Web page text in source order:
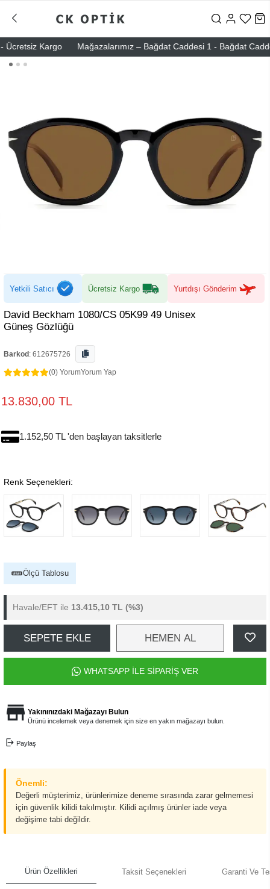
Kargo Mağazalarımız – Bağdat Caddesi 1 - Bağdat
Yetkili Satıcı Ücretsiz Kargo Yurtdışı Gönderim
David Beckham 1080/CS 05K99 49 Unisex
Güneş Gözlüğü
Barkod : 612675726
(0) YorumYorum Yap
13.830,00 TL
1.152,50 TL 'den başlayan taksitlerle
Renk Seçenekleri:
Ölçü Tablosu
Havale/EFT ile 13.415,10 TL (%3)
SEPETE EKLE HEMEN AL
WHATSAPP İLE SİPARİŞ VER
Yakınınızdaki Mağazayı Bulun
Ürünü incelemek veya denemek için size en yakın mağazayı bulun.
Paylaş
Önemli:
Değerli müşterimiz, ürünlerimize deneme sırasında zarar gelmemesi
için güvenlik kilidi takılmıştır. Kilidi açılmış ürünler iade veya
değişime tabi değildir.
Ürün Özellikleri Taksit Seçenekleri Garanti Ve